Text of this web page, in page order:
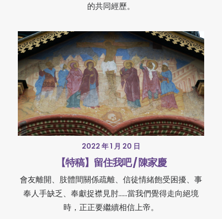
的共同經歷。
2022 年 1 月 20 日
【特稿】留住我吧 / 陳家慶
會友離開、肢體間關係疏離、信徒情緒飽受困擾、事
奉人手缺乏、奉獻捉襟見肘……當我們覺得走向絕境
時，正正要繼續相信上帝。